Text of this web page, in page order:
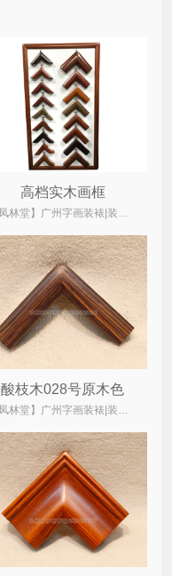
高档实木画框
酸枝木028号原木色
【凤林堂】广州字画装裱|装裱店|裱画|书画装裱|国画装裱